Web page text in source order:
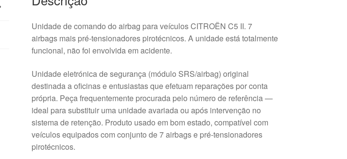
Unidade de comando do airbag para veículos CITROËN C5 II. 7
airbags mais pré-tensionadores pirotécnicos. A unidade está totalmente
funcional, não foi envolvida em acidente.
Unidade eletrónica de segurança (módulo SRS/airbag) original
destinada a oficinas e entusiastas que efetuam reparações por conta
própria. Peça frequentemente procurada pelo número de referência —
ideal para substituir uma unidade avariada ou após intervenção no
sistema de retenção. Produto usado em bom estado, compatível com
veículos equipados com conjunto de 7 airbags e pré-tensionadores
pirotécnicos.